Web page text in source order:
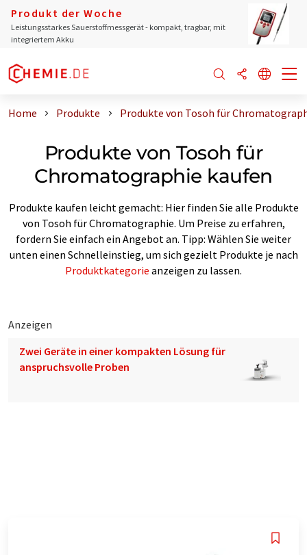
Produkt der Woche
Leistungsstarkes Sauerstoffmessgerät - kompakt, tragbar, mit
integriertem Akku
Home Produkte Produkte von Tosoh für
Produkte von Tosoh für
Chromatographie kaufen
Produkte kaufen leicht gemacht: Hier finden Sie alle Produkte
von Tosoh für Chromatographie. Um Preise zu erfahren,
fordern Sie einfach ein Angebot an. Tipp: Wählen Sie weiter
unten einen Schnelleinstieg, um sich gezielt Produkte je nach
Produktkategorie anzeigen zu lassen.
Anzeigen
Zwei Geräte in einer kompakten Lösung für
anspruchsvolle Proben